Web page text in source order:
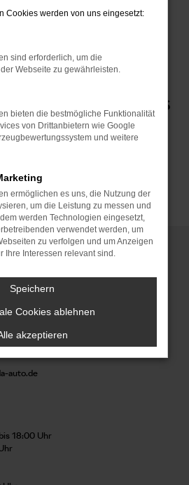
um unsere
bei Autohaus
GmbH
Dresden
auto.de
18:00 Uhr
Cookies werden von uns eingesetzt:
sind erforderlich, um die
Webseite zu gewährleisten.
bieten die bestmögliche Funktionalität
von Drittanbietern wie Google
und weitere
ermöglichen es uns, die Nutzung der
um die Leistung zu messen und
werden Technologien eingesetzt,
verwendet werden, um
zu verfolgen und um Anzeigen
Ihre Interessen relevant sind.
Speichern
Cookies ablehnen
akzeptieren